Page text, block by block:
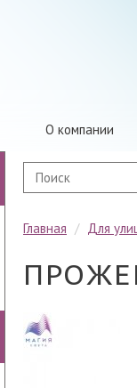
О компании
Главная / Для